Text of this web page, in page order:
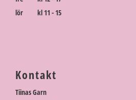
lör kl 11 - 15
Kontakt
Tiinas Garn